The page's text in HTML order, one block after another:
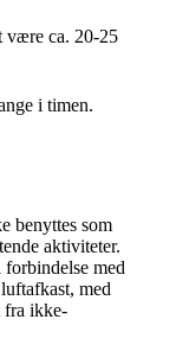
være ca. 20-25
i timen.
benyttes som
aktiviteter.
med
med
fra ikke-